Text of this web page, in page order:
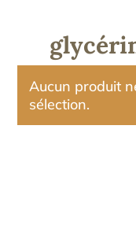
Aucun produit
sélection.